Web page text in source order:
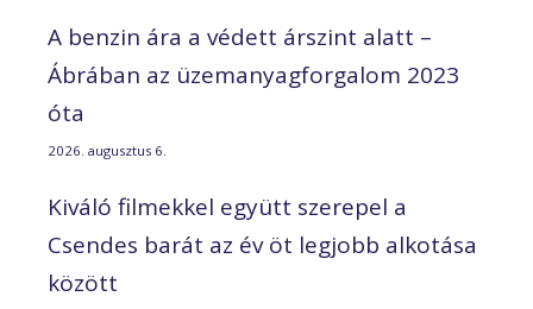
A benzin ára a védett árszint alatt –
Ábrában az üzemanyagforgalom 2023
óta
2026. augusztus 6.
Kiváló filmekkel együtt szerepel a
Csendes barát az év öt legjobb alkotása
között